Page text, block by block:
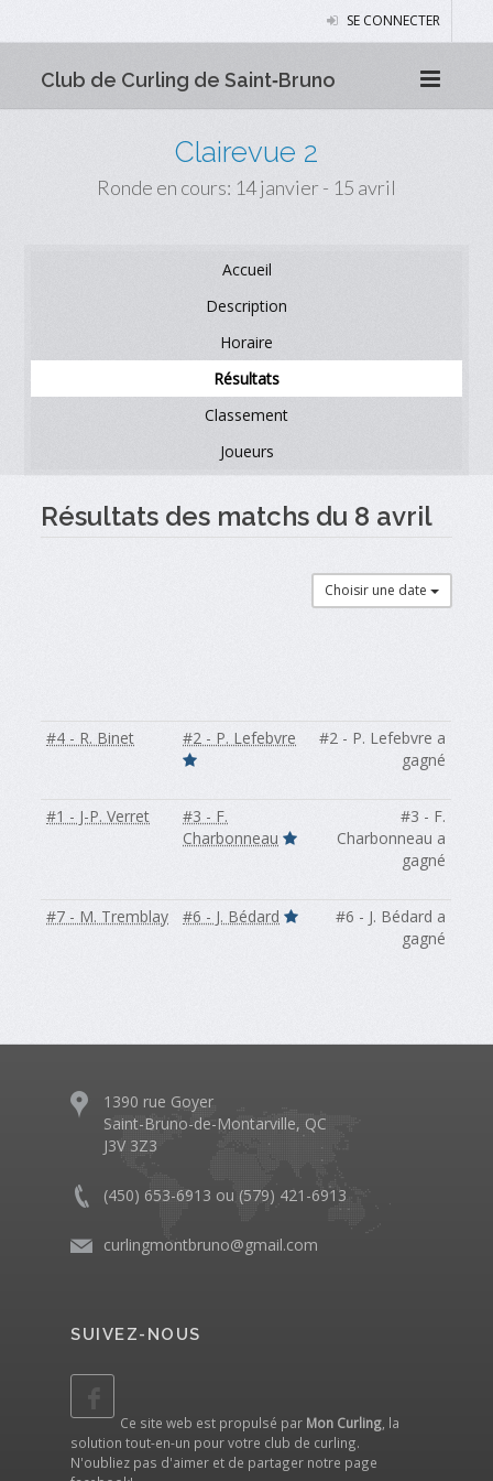
SE CONNECTER
Club de Curling de Saint‑Bruno
Clairevue 2
Ronde en cours: 14 janvier - 15 avril
Accueil
Description
Horaire
Résultats
Classement
Joueurs
Résultats des matchs du 8 avril
Choisir une date
#4 - R. Binet #2 - P. Lefebvre
#2 - P. Lefebvre a
gagné
#1 - J-P. Verret
#3 - F.
Charbonneau
#3 - F.
Charbonneau a
gagné
#7 - M. Tremblay #6 - J. Bédard
#6 - J. Bédard a
gagné
1390 rue Goyer
Saint-Bruno-de-Montarville, QC
J3V 3Z3
(450) 653-6913 ou (579) 421-6913
curlingmontbruno@gmail.com
SUIVEZ-NOUS
Ce site web est propulsé par Mon Curling , la
solution tout-en-un pour votre club de curling.
N'oubliez pas d'aimer et de partager notre page